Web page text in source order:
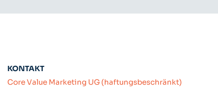
KONTAKT
Core Value Marketing UG (haftungsbeschränkt)